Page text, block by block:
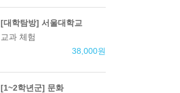
[대학탐방] 서울대학교
교과 체험
38,000원
[1~2학년군] 문화